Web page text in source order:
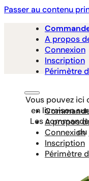
Passer au contenu
A propos
Connexion
Inscription
Périmètre
A propos
Connexion
Inscription
Périmètre
Vous pouvez ici
en livraison
Les
du